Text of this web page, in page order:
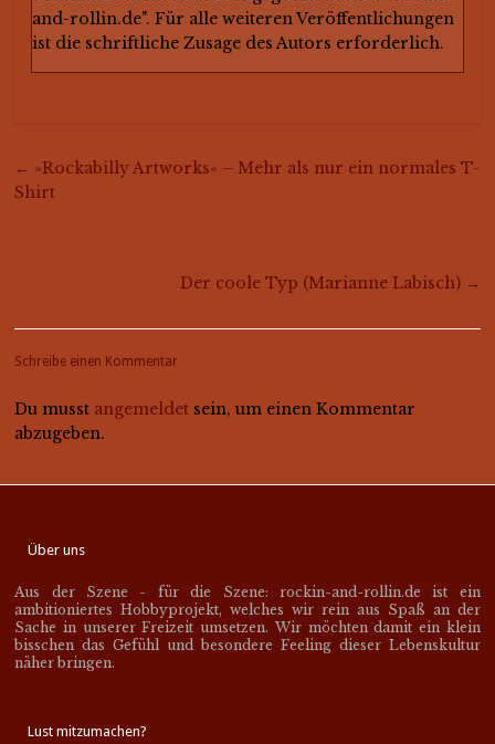
and-rollin.de". Für alle weiteren Veröffentlichungen
ist die schriftliche Zusage des Autors erforderlich.
← »Rockabilly Artworks« – Mehr als nur ein normales T-
Shirt
Der coole Typ (Marianne Labisch) →
Schreibe einen Kommentar
Du musst angemeldet sein, um einen Kommentar
abzugeben.
Über uns
Aus der Szene - für die Szene: rockin-and-rollin.de ist ein
ambitioniertes Hobbyprojekt, welches wir rein aus Spaß an der
Sache in unserer Freizeit umsetzen. Wir möchten damit ein klein
bisschen das Gefühl und besondere Feeling dieser Lebenskultur
näher bringen.
Lust mitzumachen?